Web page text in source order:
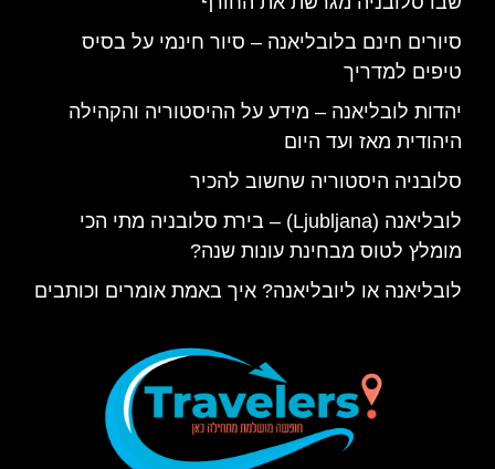
סיורים חינם בלובליאנה – סיור חינמי על בסיס
טיפים למדריך
יהדות לובליאנה – מידע על ההיסטוריה והקהילה
היהודית מאז ועד היום
סלובניה היסטוריה שחשוב להכיר
לובליאנה (Ljubljana) – בירת סלובניה מתי הכי
מומלץ לטוס מבחינת עונות שנה?
לובליאנה או ליובליאנה? איך באמת אומרים וכותבים